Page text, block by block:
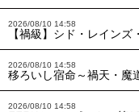
2026/08/10 14:58
【禍級】シド・レインズ
2026/08/10 14:58
移ろいし宿命～禍天・魔
2026/08/10 14:58